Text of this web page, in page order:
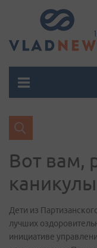
Вот вам,
каникулы
Дети из
лучших
инициативе